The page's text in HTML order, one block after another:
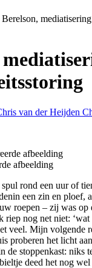
Berelson,
afbeelding
rond een uur of
een zin en ploef,
roepen – zij was op
riep nog net niet: ‘wat
veel. Mijn volgende
proberen het licht
de stoppenkast: niks
deed het nog